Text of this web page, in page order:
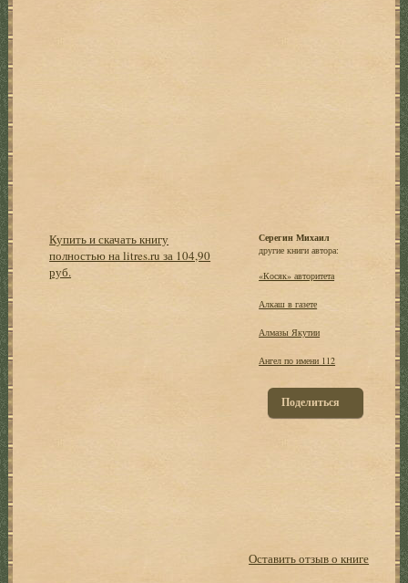
Купить и скачать книгу
полностью на litres.ru за 104,90
руб.
Серегин Михаил
другие книги автора:
«Косяк» авторитета
Алкаш в газете
Алмазы Якутии
Ангел по имени 112
Поделиться
Оставить отзыв о книге